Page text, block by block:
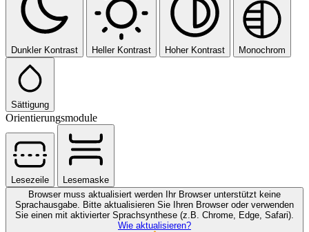
Dunkler Kontrast Heller Kontrast Hoher Kontrast Monochrom
Sättigung
Orientierungsmodule
Lesezeile
Lesemaske
Browser muss aktualisiert werden
Ihr Browser unterstützt keine
Sprachausgabe. Bitte aktualisieren Sie Ihren Browser oder verwenden
Sie einen mit aktivierter Sprachsynthese (z.B. Chrome, Edge, Safari).
Wie aktualisieren?